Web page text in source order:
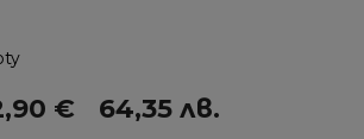
€ 64,35 лв.